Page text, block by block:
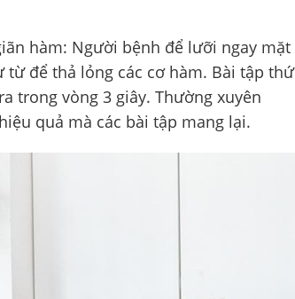
hàm: Người bệnh để lưỡi ngay mặt
để thả lỏng các cơ hàm. Bài tập thứ
trong vòng 3 giây. Thường xuyên
quả mà các bài tập mang lại.